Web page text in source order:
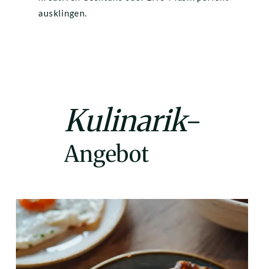
ausklingen.
Kulinarik-
Angebot